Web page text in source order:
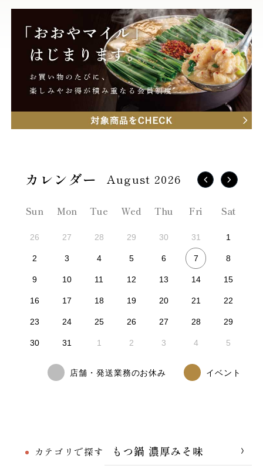
カテゴリで探す
もつ鍋 濃厚みそ味
August 2026
Sun Mon Tue Wed Thu Fri Sat
26 27 28 29 30 31 1
2 3 4 5 6 7 8
9 10 11 12 13 14 15
16 17 18 19 20 21 22
23 24 25 26 27 28 29
30 31 1 2 3 4 5
店舗・発送業務のお休み イベント